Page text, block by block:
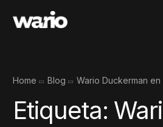
Home Blog Wario Duckerman
Etiqueta: